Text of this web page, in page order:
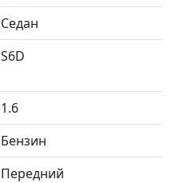
Седан
S6D
1.6
Бензин
Передний